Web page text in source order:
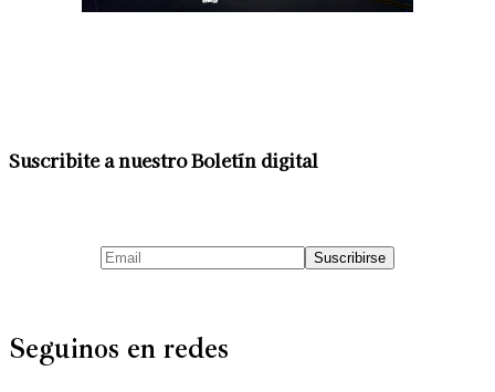
Suscribite a nuestro Boletín digital
Seguinos en redes